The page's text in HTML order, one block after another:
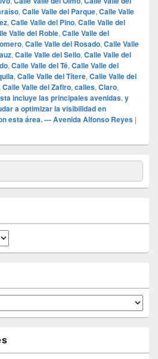
, Calle Valle del Parque, Calle Valle
, Calle Valle del Pino, Calle Valle del
Valle del Roble, Calle Valle del
, Calle Valle del Rosado, Calle Valle
, Calle Valle del Sello, Calle Valle del
, Calle Valle del Té, Calle Valle del
, Calle Valle del Títere, Calle Valle del
Calle Valle del Zafiro, calles, Claro,
incluye las principales avenidas, y
a optimizar la visibilidad en
esta área. --- Avenida Alfonso Reyes |